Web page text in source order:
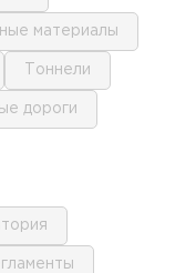
материалы
тоннели
дороги